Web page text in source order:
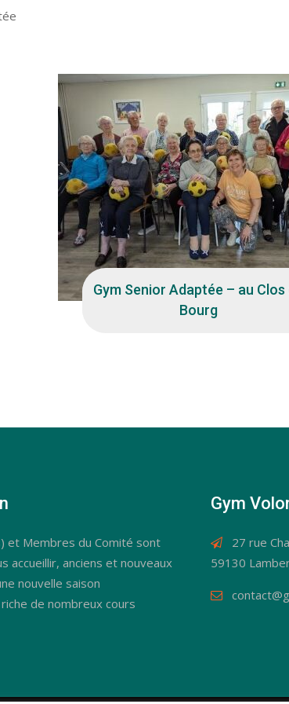
LUN 10:15
Gym Senior Adaptée – au Clos
Bourg
et Membres du Comité sont
accueillir, anciens et nouveaux
nouvelle saison
de nombreux cours
Gym
27 rue
59130